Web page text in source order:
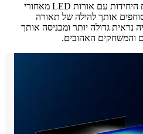
טלוויזיות Ambilight הן הטלוויזיות היחידות עם אורות LED מאחורי
אותך להילה של תאורה
גדולה יותר ומכניסה אותך
האהובים.